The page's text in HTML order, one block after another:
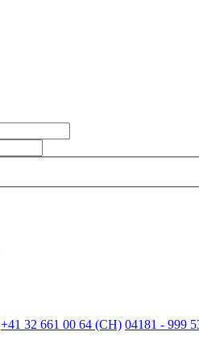
+41 32 661 00 64 (CH) 04181 - 999